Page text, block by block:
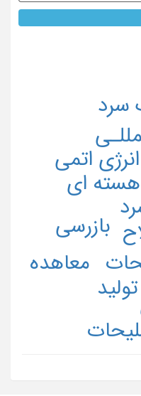
ای
اتمی
بازرسی
تولید
سرد
معاهده